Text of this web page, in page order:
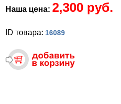
Наша цена: 2,300 руб.
ID товара: 16089